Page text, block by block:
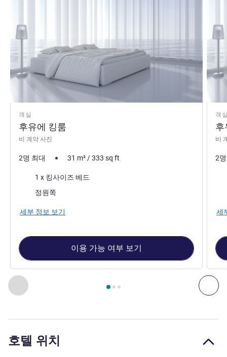
이전 - 객실 다
3 페이지 , 객실 1 : 후유에 킹룸 , 객실 2 : 후유에 트윈룸
객실
후유에 킹룸
비 계약 사진
2명 최대 31 m²/333 sq ft
1 x 킹사이즈 베드
정원쪽
세부 정보 보기
이용 가능 여부 보기
객
후
비
2
세
호텔 위치